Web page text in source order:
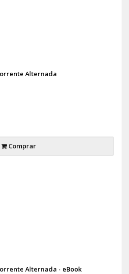
Alternada
Comprar
Alternada - eBook